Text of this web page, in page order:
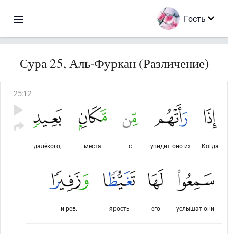
Гость
Сура 25, Аль-Фуркан (Различение)
25:12
Когда
увидит оно их
с
места
далёкого,
услышат они
его
ярость
и рев.